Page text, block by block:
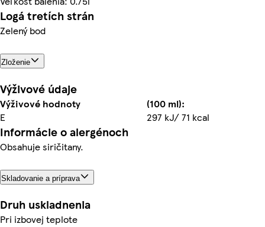
Logá tretích strán
Zelený bod
Zloženie
Výživové údaje
Výživové hodnoty
(100 ml):
E
297 kJ/ 71 kcal
Informácie o alergénoch
Obsahuje siričitany.
Skladovanie a príprava
Druh uskladnenia
Pri izbovej teplote